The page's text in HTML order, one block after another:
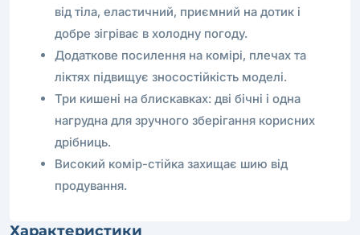
від тіла, еластичний, приємний на дотик і
добре зігріває в холодну погоду.
Додаткове посилення на комірі, плечах та
ліктях підвищує зносостійкість моделі.
Три кишені на блискавках: дві бічні і одна
нагрудна для зручного зберігання корисних
дрібниць.
Високий комір-стійка захищає шию від
продування.
Характеристики